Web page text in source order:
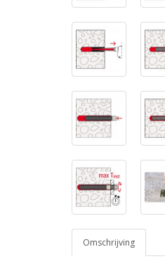
Omschrijving